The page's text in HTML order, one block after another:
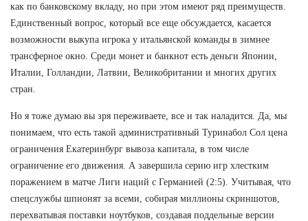
как по банковскому вкладу, но при этом имеют ряд преимуществ.
Единственный вопрос, который все еще обсуждается, касается
возможности выкупа игрока у итальянской команды в зимнее
трансферное окно. Среди монет и банкнот есть деньги Японии,
Италии, Голландии, Латвии, Великобритании и многих других
стран.
Но я тоже думаю вы зря переживаете, все и так наладится. Да, мы
понимаем, что есть такой административный Туринабол Сол цена
ограничения Екатеринбург вывоза капитала, в том числе
ограничение его движения. А завершила серию игр хлестким
поражением в матче Лиги наций с Германией (2:5). Учитывая, что
спецслужбы шпионят за всеми, собирая миллионы скриншотов,
перехватывая поставки ноутбуков, создавая поддельные версии